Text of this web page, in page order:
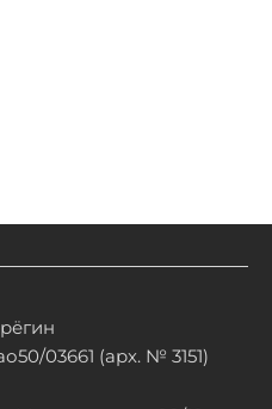
03661 (арх. № 3151)